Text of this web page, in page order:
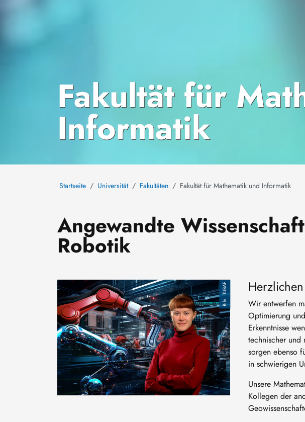
Fakultät für
Informatik
Startseite Universität Fakultäten Fakultät für Mathematik und Informatik
Angewandte
Robotik
Bild TUBAF
Wir entwerfen
Optimierung
Erkenntnisse
technischer und
sorgen ebenso
in schwierigen
Unsere
Kollegen der